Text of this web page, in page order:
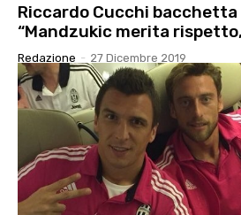
Riccardo Cucchi
“Mandzukic merita
Redazione - 27 Dicembre 2019